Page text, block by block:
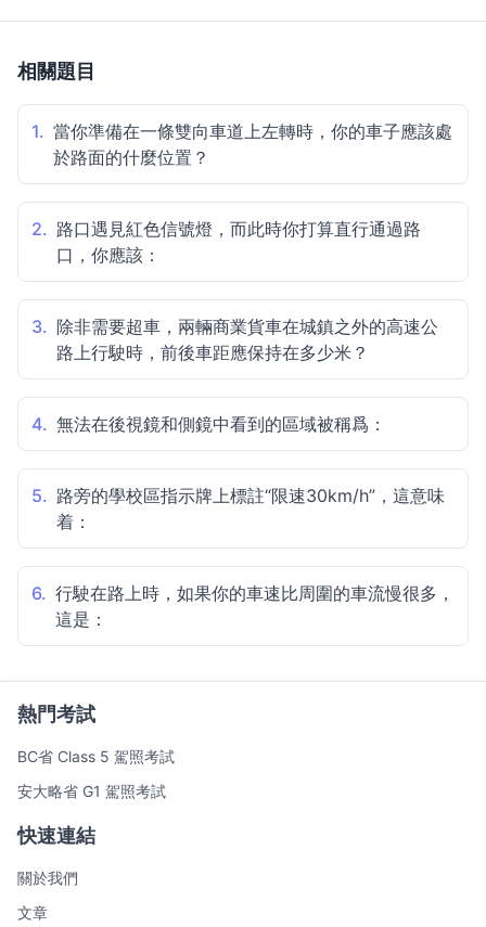
相關題目
1. 當你準備在一條雙向車道上左轉時，你的車子應該處
於路面的什麼位置？
2. 路口遇見紅色信號燈，而此時你打算直行通過路
口，你應該：
3. 除非需要超車，兩輛商業貨車在城鎮之外的高速公
路上行駛時，前後車距應保持在多少米？
4. 無法在後視鏡和側鏡中看到的區域被稱爲：
5. 路旁的學校區指示牌上標註“限速30km/h”，這意味
着：
6. 行駛在路上時，如果你的車速比周圍的車流慢很多，
這是：
熱門考試
BC省 Class 5 駕照考試
安大略省 G1 駕照考試
快速連結
關於我們
文章